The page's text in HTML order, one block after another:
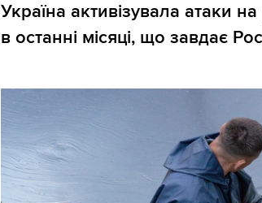
Україна активізувала атаки
в останні місяці, що завдає